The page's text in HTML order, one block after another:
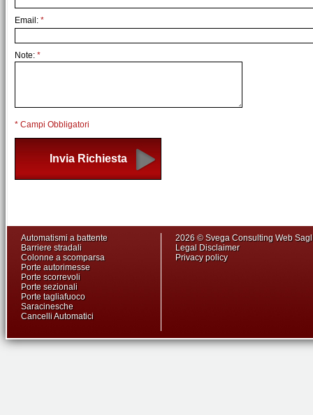
Email: *
Note: *
* Campi Obbligatori
Automatismi a battente
Barriere stradali
Colonne a scomparsa
Porte autorimesse
Porte scorrevoli
Porte sezionali
Porte tagliafuoco
Saracinesche
Cancelli Automatici
2026 © Svega Consulting Web
Legal Disclaimer
Privacy policy